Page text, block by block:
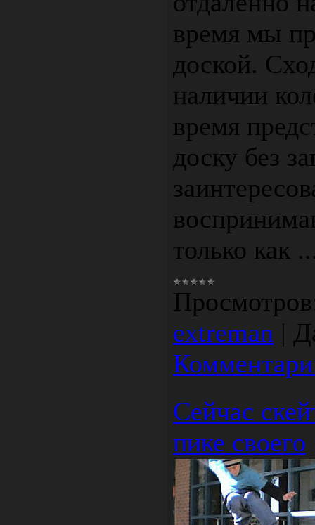
время мы
доской.
наличии
время
доску без
только как
extreman |
Сейчас
пике своего